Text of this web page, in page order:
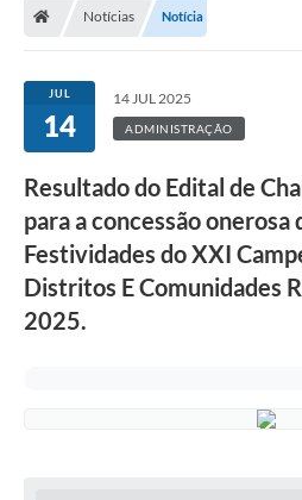
Transparência Pública
Processo Seletivo/Concurso Público
Taxas de Inscrição/Guia de
Online
Plano Diretor Participativo de Serro/
Planejamento e Orçamento Público:
LDO
Licitações
Notícias Notícia
JUL
14
14 JUL 2025
ADMINISTRAÇÃO
Resultado do Edital de
para a concessão onerosa
Festividades do XXI
Distritos E Comunidades
2025.